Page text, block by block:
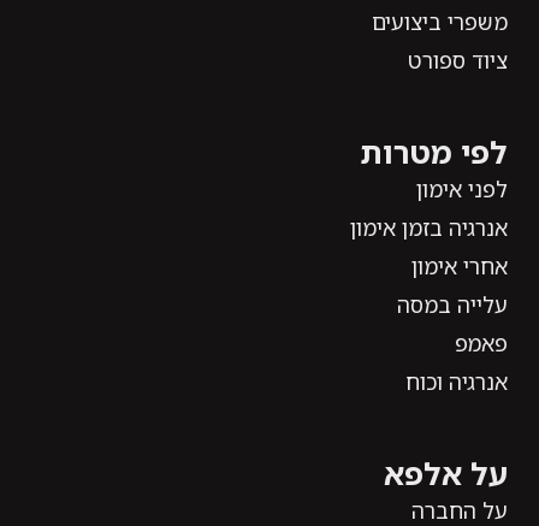
משפרי ביצועים
ציוד ספורט
לפי מטרות
לפני אימון
אנרגיה בזמן אימון
אחרי אימון
עלייה במסה
פאמפ
אנרגיה וכוח
על אלפא
על החברה